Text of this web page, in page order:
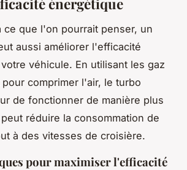
ce que l'on pourrait penser, un
aussi améliorer l'efficacité
véhicule. En utilisant les gaz
comprimer l'air, le turbo
de fonctionner de manière plus
réduire la consommation de
à des vitesses de croisière.
pour maximiser l'efficacité